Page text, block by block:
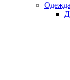
Одежда